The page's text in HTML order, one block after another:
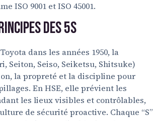
ISO 9001 et ISO 45001.
des 5S
dans les années 1950, la
Seiton, Seiso, Seiketsu, Shitsuke)
la propreté et la discipline pour
En HSE, elle prévient les
les lieux visibles et contrôlables,
de sécurité proactive. Chaque “S”